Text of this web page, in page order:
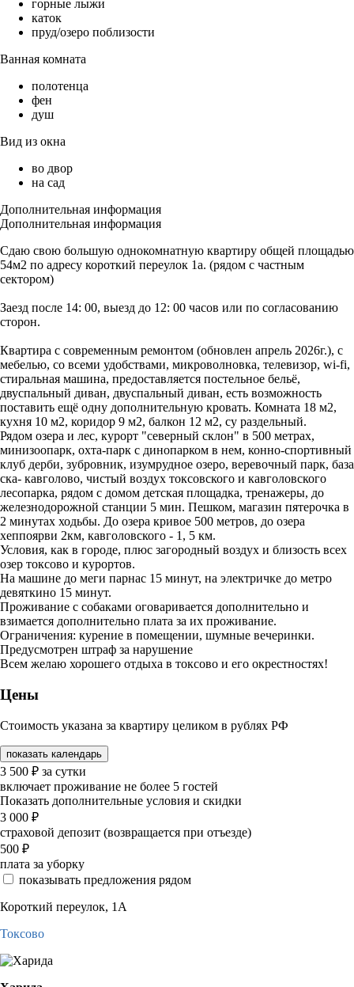
горные лыжи
каток
пруд/озеро поблизости
Ванная комната
полотенца
фен
душ
Вид из окна
во двор
на сад
Дополнительная информация
Дополнительная информация
Сдаю свою большую однокомнатную квартиру общей площадью
54м2 по адресу короткий переулок 1а. (рядом с частным
сектором)
Заезд после 14: 00, выезд до 12: 00 часов или по согласованию
сторон.
Квартира с современным ремонтом (обновлен апрель 2026г.), с
мебелью, со всеми удобствами, микроволновка, телевизор, wi-fi,
стиральная машина, предоставляется постельное бельё,
двуспальный диван, двуспальный диван, есть возможность
поставить ещё одну дополнительную кровать. Комната 18 м2,
кухня 10 м2, коридор 9 м2, балкон 12 м2, су раздельный.
Рядом озера и лес, курорт "северный склон" в 500 метрах,
минизоопарк, охта-парк с динопарком в нем, конно-спортивный
клуб дерби, зубровник, изумрудное озеро, веревочный парк, база
ска- кавголово, чистый воздух токсовского и кавголовского
лесопарка, рядом с домом детская площадка, тренажеры, до
железнодорожной станции 5 мин. Пешком, магазин пятерочка в
2 минутах ходьбы. До озера кривое 500 метров, до озера
хеппоярви 2км, кавголовского - 1, 5 км.
Условия, как в городе, плюс загородный воздух и близость всех
озер токсово и курортов.
На машине до меги парнас 15 минут, на электричке до метро
девяткино 15 минут.
Проживание с собаками оговаривается дополнительно и
взимается дополнительно плата за их проживание.
Ограничения: курение в помещении, шумные вечеринки.
Предусмотрен штраф за нарушение
Всем желаю хорошего отдыха в токсово и его окрестностях!
Цены
Стоимость указана за квартиру целиком в рублях РФ
показать календарь
3 500 ₽ за сутки
включает проживание не более 5 гостей
Показать дополнительные условия и скидки
3 000 ₽
страховой депозит (возвращается при отъезде)
500 ₽
плата за уборку
показывать предложения рядом
Короткий переулок, 1А
Токсово